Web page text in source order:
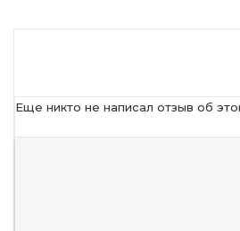
Еще никто не написал отзыв об